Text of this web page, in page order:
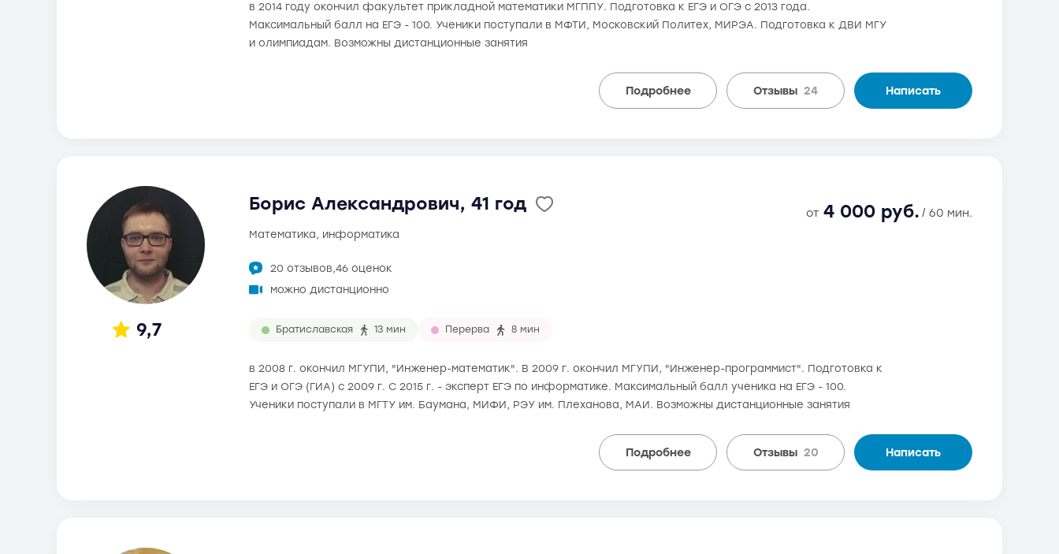
в 2014 году окончил факультет прикладной математики МГППУ. Подготовка к ЕГЭ и ОГЭ с 2013 года.
Максимальный балл на ЕГЭ - 100. Ученики поступали в МФТИ, Московский Политех, МИРЭА. Подготовка к ДВИ МГУ
и олимпиадам. Возможны дистанционные занятия
Подробнее Отзывы 24 Написать
9,7
Борис Александрович, 41 год от 4 000 руб. / 60 мин.
математика, информатика
20 отзывов,46 оценок
можно дистанционно
Братиславская 13 мин Перерва 8 мин
в 2008 г. окончил МГУПИ, "Инженер-математик". В 2009 г. окончил МГУПИ, "Инженер-программист". Подготовка к
ЕГЭ и ОГЭ (ГИА) с 2009 г. С 2015 г. - эксперт ЕГЭ по информатике. Максимальный балл ученика на ЕГЭ - 100.
Ученики поступали в МГТУ им. Баумана, МИФИ, РЭУ им. Плеханова, МАИ. Возможны дистанционные занятия
Подробнее Отзывы 20 Написать